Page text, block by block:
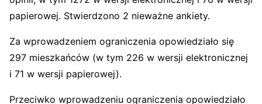
papierowej. Stwierdzono 2 nieważne ankiety.
Za wprowadzeniem ograniczenia opowiedziało się
297 mieszkańców (w tym 226 w wersji elektronicznej
i 71 w wersji papierowej).
Przeciwko wprowadzeniu ograniczenia opowiedziało